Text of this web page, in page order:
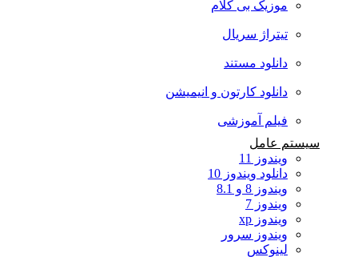
موزیک بی کلام
تیتراژ سریال
دانلود مستند
دانلود کارتون و انیمیشن
فیلم آموزشی
سیستم عامل
ویندوز 11
دانلود ویندوز 10
ویندوز 8 و 8.1
ویندوز 7
ویندوز xp
ویندوز سرور
لینوکس